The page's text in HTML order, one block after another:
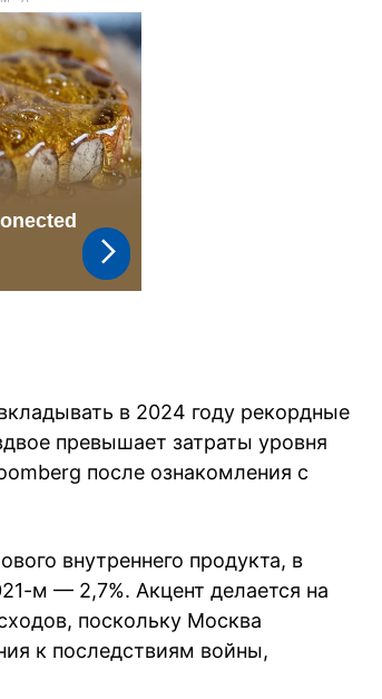
в 2024 году рекордные
превышает затраты уровня
после ознакомления с
внутреннего продукта, в
м — 2,7%. Акцент делается на
поскольку Москва
к последствиям войны,